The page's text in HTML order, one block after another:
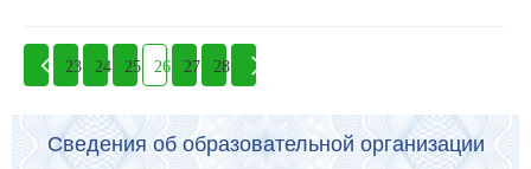
23 24 25 26 27 28
Сведения об образовательной организации